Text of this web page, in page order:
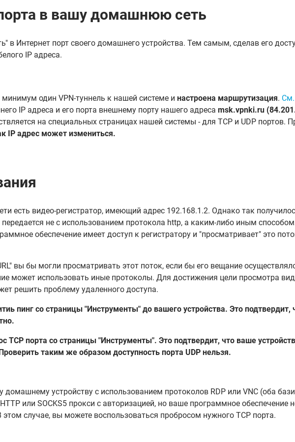
в вашу домашнюю сеть
в Интернет порт своего домашнего устройства. Тем самым, сделав его
IP адреса.
один VPN-туннель к нашей системе и настроена маршрутизация. См.
IP адреса и его порта внешнему порту нашего адреса msk.vpnki.ru
на специальных страницах нашей системы - для TCP и UDP портов.
IP адрес может измениться.
есть видео-регистратор, имеющий адрес 192.168.1.2. Однако так
передается не с использованием протокола http, а каким-либо иным
обеспечение имеет доступ к регистратору и "просматривает" это
вы бы могли просматривать этот поток, если бы его вещание
может использовать иные протоколы. Для достижения цели просмотра
решить проблему удаленного доступа.
пинг со страницы "Инструменты" до вашего устройства. Это подтвердит,
порта со страницы "Инструменты". Это подтвердит, что ваше
таким же образом доступность порта UDP нельзя.
домашнему устройству с использованием протоколов RDP или VNC (оба
или SOCKS5 прокси с авторизацией, но ваше программное обеспечение
случае, вы можете воспользоваться пробросом нужного TCP порта.